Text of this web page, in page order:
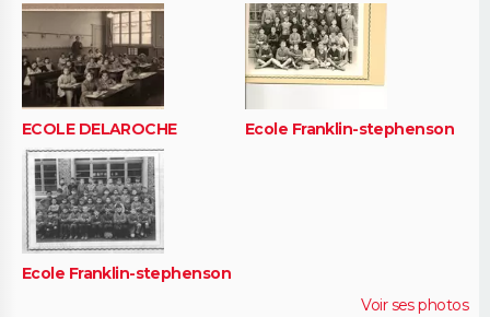
ECOLE DELAROCHE Ecole Franklin-stephenson
Ecole Franklin-stephenson
Voir ses photos